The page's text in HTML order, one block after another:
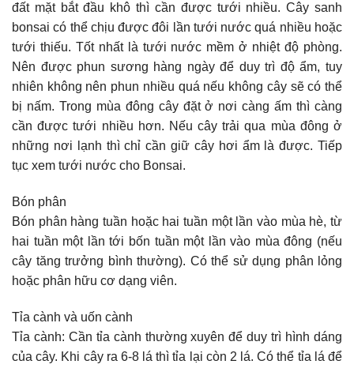
đất mặt bắt đầu khô thì cần được tưới nhiều. Cây sanh
bonsai có thể chịu được đôi lần tưới nước quá nhiều hoặc
tưới thiếu. Tốt nhất là tưới nước mềm ở nhiệt độ phòng.
Nên được phun sương hàng ngày để duy trì độ ẩm, tuy
nhiên không nên phun nhiều quá nếu không cây sẽ có thể
bị nấm. Trong mùa đông cây đặt ở nơi càng ấm thì càng
cần được tưới nhiều hơn. Nếu cây trải qua mùa đông ở
những nơi lạnh thì chỉ cần giữ cây hơi ẩm là được. Tiếp
tục xem tưới nước cho Bonsai.
Bón phân
Bón phân hàng tuần hoặc hai tuần một lần vào mùa hè, từ
hai tuần một lần tới bốn tuần một lần vào mùa đông (nếu
cây tăng trưởng bình thường). Có thể sử dụng phân lỏng
hoặc phân hữu cơ dạng viên.
Tỉa cành và uốn cành
Tỉa cành: Cần tỉa cành thường xuyên để duy trì hình dáng
của cây. Khi cây ra 6-8 lá thì tỉa lại còn 2 lá. Có thể tỉa lá để